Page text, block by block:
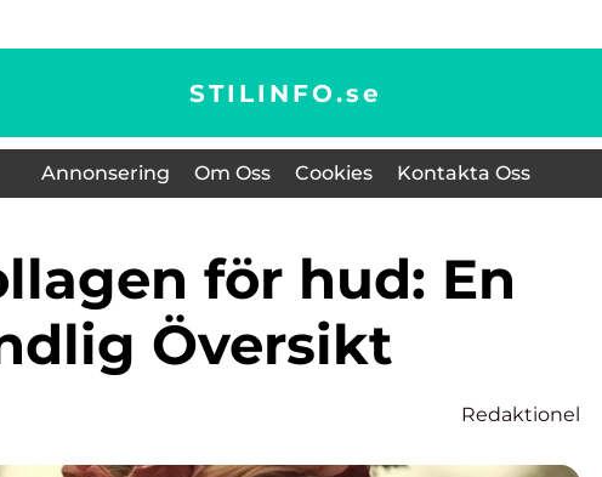
STILINFO.se
Annonsering Om Oss Cookies Kontakta Oss
Översikt
Redaktionel